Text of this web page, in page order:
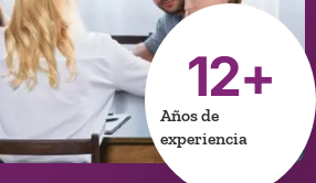
Años de
experiencia
12+